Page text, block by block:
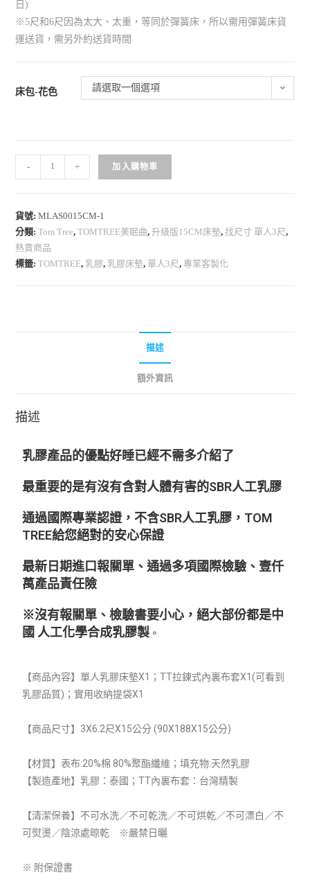
日)
※5尺和6尺因為太大、太重，等同於彈簧床，所以需用彈簧床貨
運送貨，需另外約送貨時間
床包-花色 請選取一個選項
- + 加入購物車
貨號:MLAS0015CM-1
分類:Tom Tree,TOMTREE美眠曲,升級版15CM床墊,找尺寸 單人3尺,
熱賣商品
標籤:TOMTREE,乳膠,乳膠床墊, 單人3尺,專業客製化
描述
額外資訊
描述
乳膠產品的優點好睡已經不需多介紹了
最重要的是有沒有含對人體有害的SBR人工乳膠
通過國際專業認證，不含SBR人工乳膠，TOM
TREE給您絕對的安心保證
最新日期進口報關單、通過多項國際檢驗、壹仟
萬產品責任險
※沒有報關單、檢驗書要小心，絕大部份都是中
國 人工化學合成乳膠製 。
【商品內容】單人乳膠床墊X1；TT拉鍊式內裏布套X1(可看到
乳膠品質)；實用收納提袋X1
【商品尺寸】3X6.2尺X15公分 (90X188X15公分)
【材質】表布:20%棉 80%聚酯纖維；填充物:天然乳膠
【製造產地】乳膠：泰國；TT內裏布套：台灣精製
【清潔保養】不可水洗／不可乾洗／不可烘乾／不可漂白／不
可熨燙／陰涼處晾乾 ※嚴禁日曬
※ 附保證書